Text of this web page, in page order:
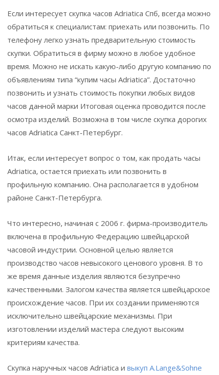
Если интересует скупка часов Adriatica Спб, всегда можно
обратиться к специалистам: приехать или позвонить. По
телефону легко узнать предварительную стоимость
скупки. Обратиться в фирму можно в любое удобное
время. Можно не искать какую-либо другую компанию по
объявлениям типа “купим часы Adriatica”. Достаточно
позвонить и узнать стоимость покупки любых видов
часов данной марки Итоговая оценка проводится после
осмотра изделий. Возможна в том числе скупка дорогих
часов Adriatica Санкт-Петербург.
Итак, если интересует вопрос о том, как продать часы
Adriatica, остается приехать или позвонить в
профильную компанию. Она располагается в удобном
районе Санкт-Петербурга.
Что интересно, начиная с 2006 г. фирма-производитель
включена в профильную Федерацию швейцарской
часовой индустрии. Основной целью является
производство часов невысокого ценового уровня. В то
же время данные изделия являются безупречно
качественными. Залогом качества является швейцарское
происхождение часов. При их создании применяются
исключительно швейцарские механизмы. При
изготовлении изделий мастера следуют высоким
критериям качества.
Скупка наручных часов Adriatica и выкуп A.Lange&Sohne